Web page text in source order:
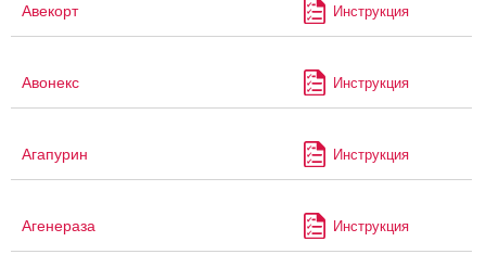
Авекорт Инструкция
Авонекс Инструкция
Агапурин Инструкция
Агенераза Инструкция